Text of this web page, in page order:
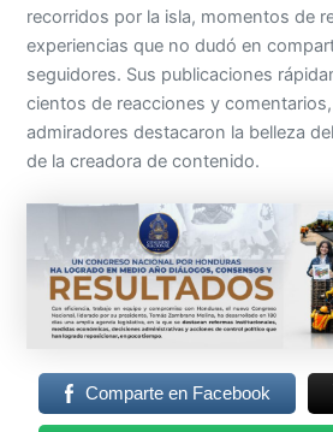
recorridos por la isla, momentos de
experiencias que no dudó en
seguidores. Sus publicaciones
cientos de reacciones y
admiradores destacaron la belleza
de la creadora de contenido.
Comparte en Facebook